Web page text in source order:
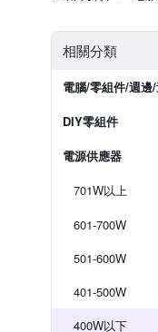
相關分類
電腦/零組件/週邊
DIY零組件
電源供應器
701W以上
601-700W
501-600W
401-500W
400W以下